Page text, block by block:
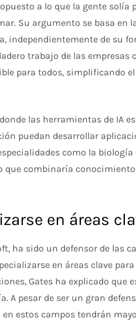
a lo que la gente solía
Su argumento se basa en
independientemente de su
trabajo de las empresas
para todos, simplificando el
las herramientas de IA
puedan desarrollar
como la
que combinaría
en áreas
ha sido un defensor de las
en áreas clave
Gates ha explicado que
A pesar de ser un gran
estos campos tendrán